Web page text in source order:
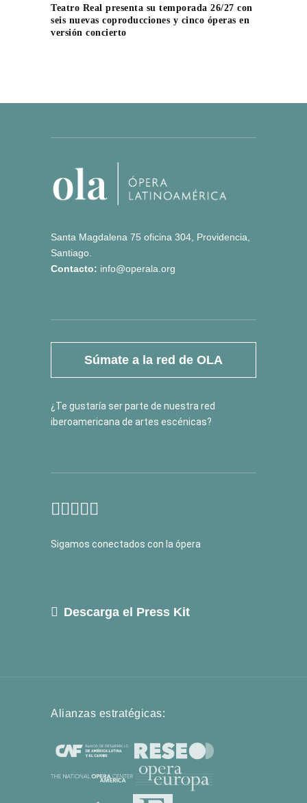
Teatro Real presenta su temporada 26/27 con
seis nuevas coproducciones y cinco óperas en
versión concierto
Santa Magdalena 75 oficina 304, Providencia,
Santiago.
Contacto: info@operala.org
Súmate a la red de OLA
¿Te gustaría ser parte de nuestra red
iberoamericana de artes escénicas?
Sigamos conectados con la ópera
Descarga el Press Kit
Alianzas estratégicas: